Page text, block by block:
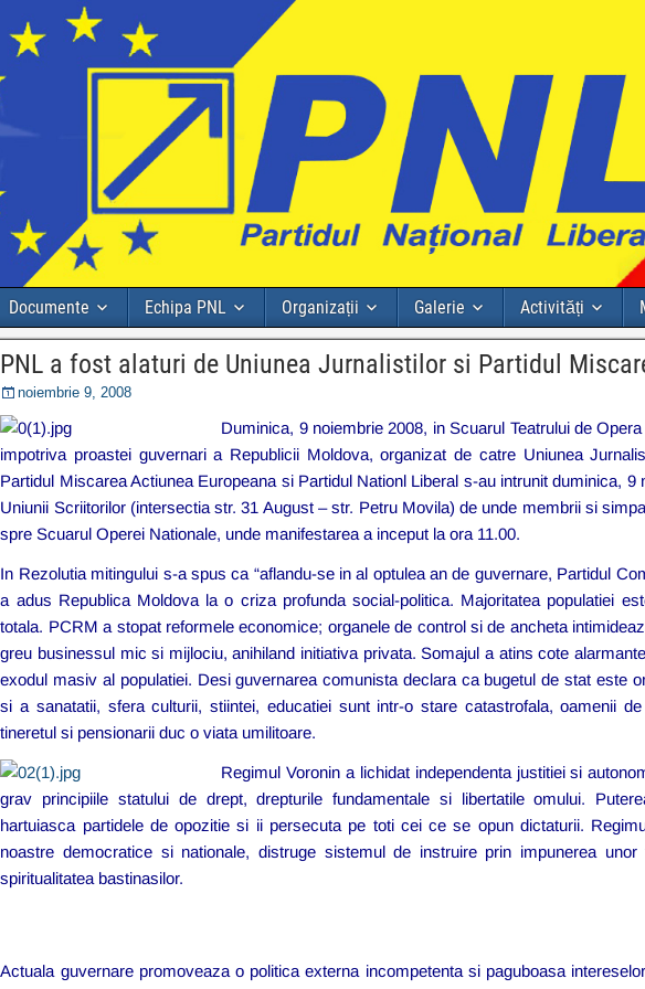
Documente Echipa PNL Organizații Galerie Activități
PNL a fost alaturi de Uniunea Jurnalistilor si Partidul
noiembrie 9, 2008
Duminica, 9 noiembrie 2008, in Scuarul Teatrului de
impotriva proastei guvernari a Republicii Moldova, organizat de catre Uniunea
Partidul Miscarea Actiunea Europeana si Partidul Nationl Liberal s-au intrunit duminica, 9
Uniunii Scriitorilor (intersectia str. 31 August – str. Petru Movila) de unde membrii si
spre Scuarul Operei Nationale, unde manifestarea a inceput la ora 11.00.
In Rezolutia mitingului s-a spus ca “aflandu-se in al optulea an de guvernare, Partidul
a adus Republica Moldova la o criza profunda social-politica. Majoritatea populatiei
totala. PCRM a stopat reformele economice; organele de control si de ancheta
greu businessul mic si mijlociu, anihiland initiativa privata. Somajul a atins cote
exodul masiv al populatiei. Desi guvernarea comunista declara ca bugetul de stat este
si a sanatatii, sfera culturii, stiintei, educatiei sunt intr-o stare catastrofala, oamenii
tineretul si pensionarii duc o viata umilitoare.
Regimul Voronin a lichidat independenta justitiei si
grav principiile statului de drept, drepturile fundamentale si libertatile omului.
hartuiasca partidele de opozitie si ii persecuta pe toti cei ce se opun dictaturii.
noastre democratice si nationale, distruge sistemul de instruire prin impunerea
spiritualitatea bastinasilor.
Actuala guvernare promoveaza o politica externa incompetenta si paguboasa